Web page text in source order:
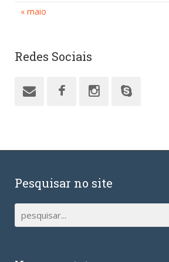
« maio
Redes Sociais
Pesquisar no site